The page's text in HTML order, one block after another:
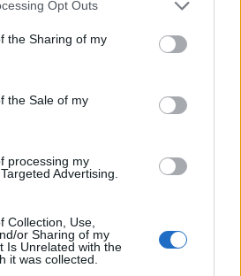
Opt Outs
the Sharing of my
the Sale of my
processing my
Advertising.
Collection, Use,
or Sharing of my
Is Unrelated with the
it was collected.
eruit
Sven Mijnans en bleef Ajax
sleutelfiguren Ajax
was niet mijn eerste keus als
markeert einde van bestuurlijke